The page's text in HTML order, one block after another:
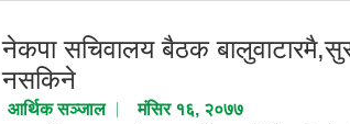
नेकपा सचिवालय बैठक
नसकिने
आर्थिक सञ्जाल
मंसिर १६, २०७७